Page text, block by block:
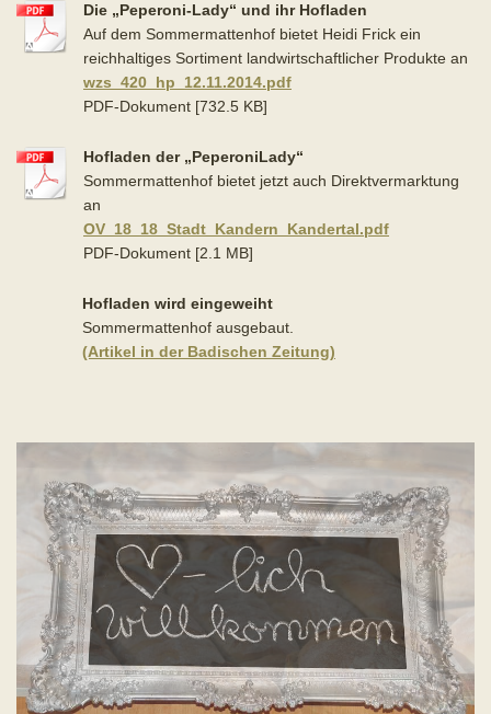
Die „Peperoni-Lady“ und ihr Hofladen
Auf dem Sommermattenhof bietet Heidi Frick ein
reichhaltiges Sortiment landwirtschaftlicher Produkte an
wzs_420_hp_12.11.2014.pdf
PDF-Dokument [732.5 KB]
Hofladen der „PeperoniLady“
Sommermattenhof bietet jetzt auch Direktvermarktung
an
OV_18_18_Stadt_Kandern_Kandertal.pdf
PDF-Dokument [2.1 MB]
Hofladen wird eingeweiht
Sommermattenhof ausgebaut.
(Artikel in der Badischen Zeitung)